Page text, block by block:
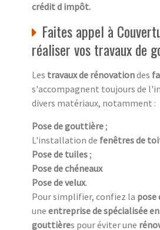
crédit d impôt.
Faites appel à
réaliser vos travaux de
Les travaux de rénovationdes
s'accompagnent toujours de
divers matériaux, notamment :
Pose de gouttière;
L'installation de fenêtres de
Pose de tuiles;
Pose de chéneaux
Pose de velux.
Pour simplifier, confiez la pose
une entreprise de spécialisée
gouttières pour éviter une